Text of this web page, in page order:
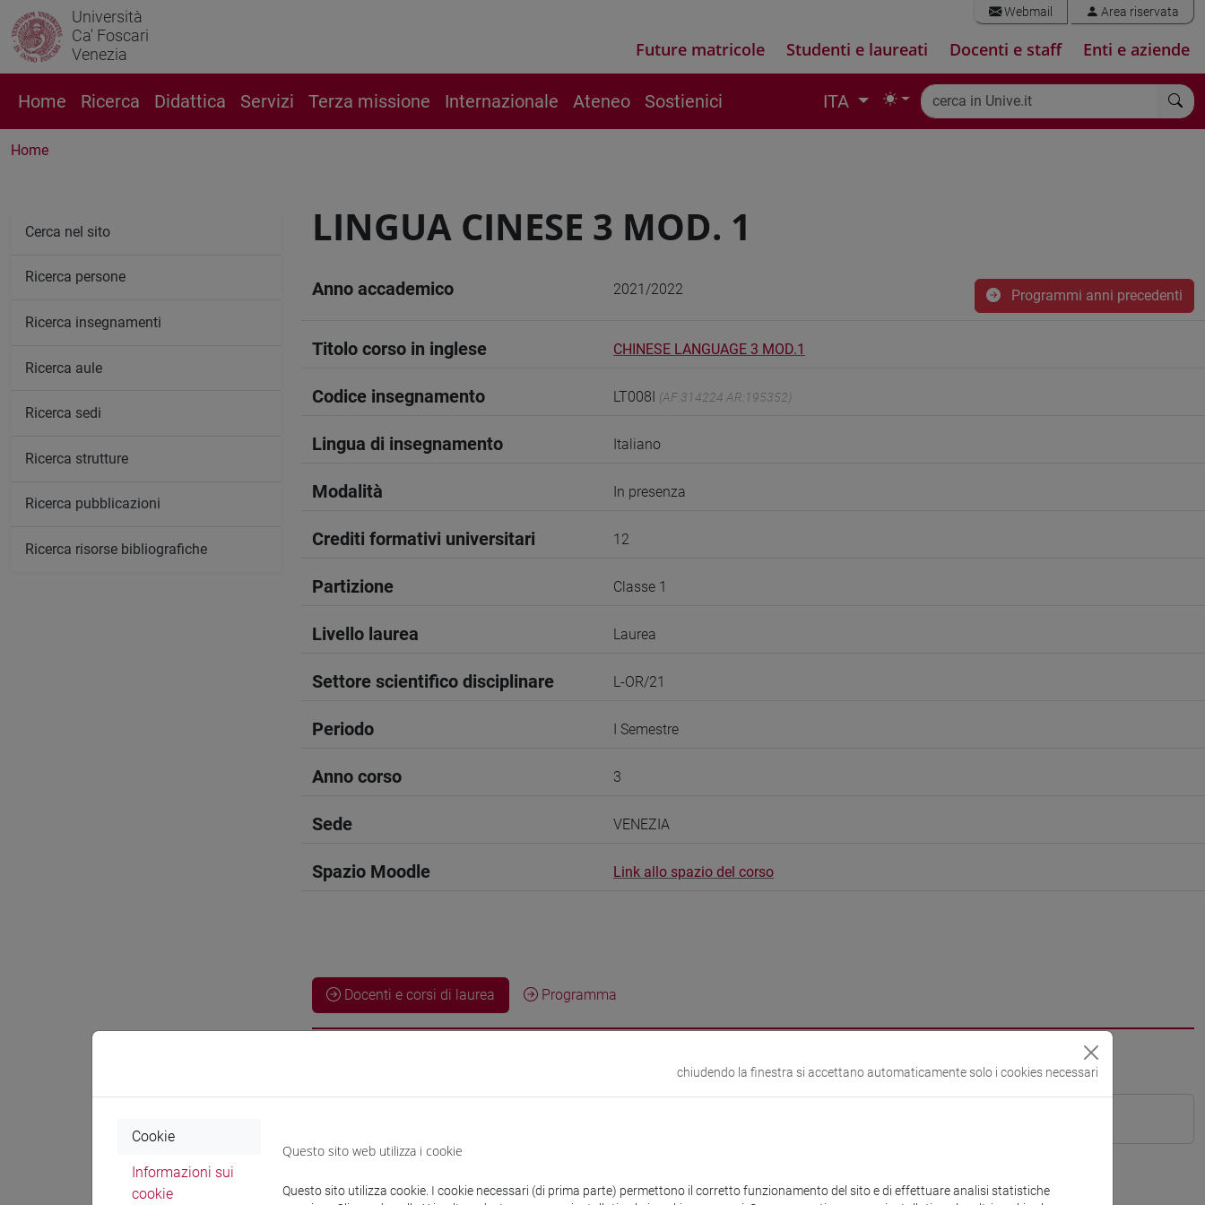
Università
Ca' Foscari
Venezia
Webmail Area riservata
Future matricole Studenti e laureati Docenti e staff Enti e aziende
Home Ricerca Didattica Servizi Terza missione Internazionale Ateneo Sostienici ITA
Home
LINGUA CINESE 3 MOD. 1
Anno accademico 2021/2022 Programmi anni precedenti
Titolo corso in inglese CHINESE LANGUAGE 3 MOD.1
Codice insegnamento LT008I (AF:314224 AR:195352)
Lingua di insegnamento Italiano
Modalità In presenza
Crediti formativi universitari 12
Partizione Classe 1
Livello laurea Laurea
Settore scientifico disciplinare L-OR/21
Periodo I Semestre
Anno corso 3
Sede VENEZIA
Spazio Moodle Link allo spazio del corso
Docenti e corsi di laurea Programma
Materiali didattici
Cerca nel sito
Ricerca persone
Ricerca insegnamenti
Ricerca aule
Ricerca sedi
Ricerca strutture
Ricerca pubblicazioni
Ricerca risorse bibliografiche
chiudendo la finestra si accettano automaticamente solo i cookies necessari
Cookie
Informazioni sui
cookie
Questo sito web utilizza i cookie
Questo sito utilizza cookie. I cookie necessari (di prima parte) permettono il corretto funzionamento del sito e di effettuare analisi statistiche